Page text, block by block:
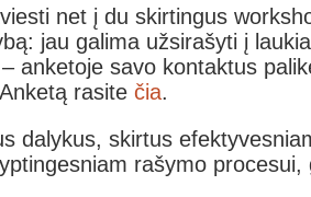
net į du skirtingus
jau galima užsirašyti į
anketoje savo kontaktus
rasite čia.
dalykus, skirtus
rašymo procesui,